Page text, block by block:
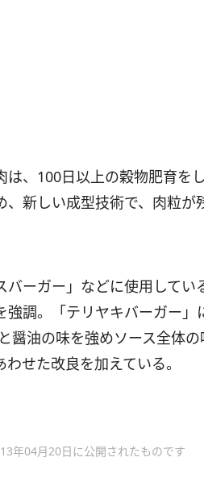
は、100日以上の穀物肥育を
、新しい成型技術で、肉粒
バーガー」などに使用して
強調。「テリヤキバーガー
醤油の味を強めソース全体
わせた改良を加えている。
年04月20日に公開されたものです